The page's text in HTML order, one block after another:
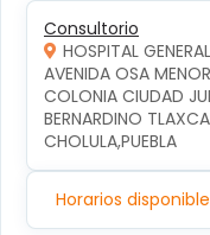
Consultorio
HOSPITAL
AVENIDA OSA
COLONIA CIUDAD
BERNARDINO
CHOLULA,PUEBLA
Horarios